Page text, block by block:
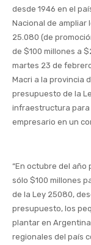
desde 1946 en el
Nacional de ampliar
25.080 (de
de $100 millones a
martes 23 de
Macri a la provincia
presupuesto de la
infraestructura para
empresario en un
“En octubre del año
sólo $100 millones
de la Ley 25080,
presupuesto, los
plantar en
regionales del país